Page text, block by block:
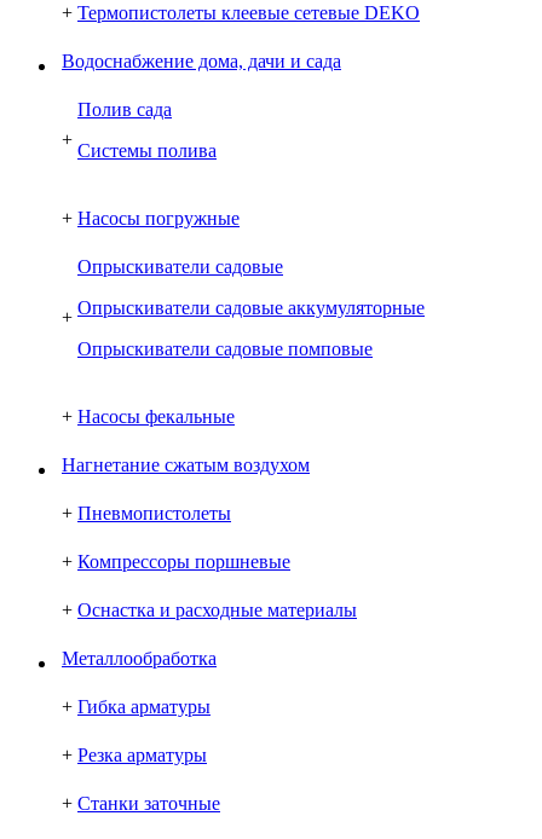
+ Термопистолеты клеевые сетевые DEKO
Водоснабжение дома, дачи и сада
+
Полив сада
Системы полива
+ Насосы погружные
+
Опрыскиватели садовые
Опрыскиватели садовые аккумуляторные
Опрыскиватели садовые помповые
+ Насосы фекальные
Нагнетание сжатым воздухом
+ Пневмопистолеты
+ Компрессоры поршневые
+ Оснастка и расходные материалы
Металлообработка
+ Гибка арматуры
+ Резка арматуры
+ Станки заточные